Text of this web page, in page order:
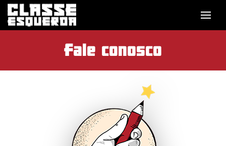
Fale conosco